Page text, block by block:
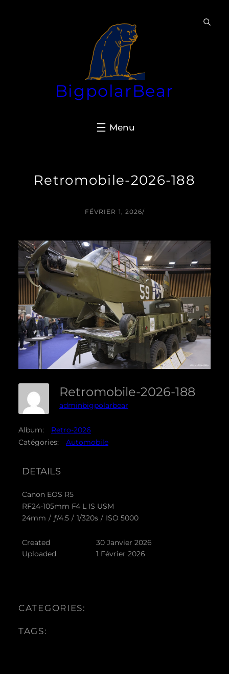
BigpolarBear
Retromobile-2026-188
FÉVRIER 1, 2026/
Retromobile-2026-188
adminbigpolarbear
Album:
Retro-2026
Catégories:
Automobile
DETAILS
Canon EOS R5
RF24-105mm F4 L IS USM
24mm / ƒ/4.5 / 1/320s / ISO 5000
Created
30 Janvier 2026
Uploaded
1 Février 2026
CATEGORIES:
TAGS: